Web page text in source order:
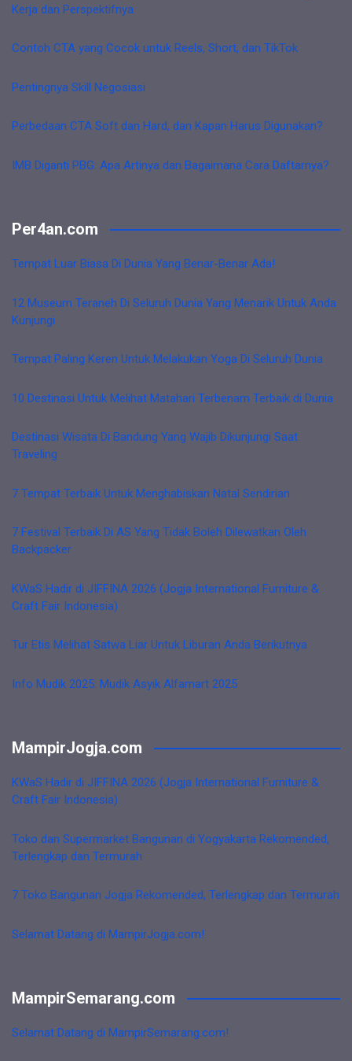
Kerja dan Perspektifnya
Contoh CTA yang Cocok untuk Reels, Short, dan TikTok
Pentingnya Skill Negosiasi
Perbedaan CTA Soft dan Hard, dan Kapan Harus Digunakan?
IMB Diganti PBG: Apa Artinya dan Bagaimana Cara Daftarnya?
Per4an.com
Tempat Luar Biasa Di Dunia Yang Benar-Benar Ada!
12 Museum Teraneh Di Seluruh Dunia Yang Menarik Untuk Anda
Kunjungi
Tempat Paling Keren Untuk Melakukan Yoga Di Seluruh Dunia
10 Destinasi Untuk Melihat Matahari Terbenam Terbaik di Dunia
Destinasi Wisata Di Bandung Yang Wajib Dikunjungi Saat
Traveling
7 Tempat Terbaik Untuk Menghabiskan Natal Sendirian
7 Festival Terbaik Di AS Yang Tidak Boleh Dilewatkan Oleh
Backpacker
KWaS Hadir di JIFFINA 2026 (Jogja International Furniture &
Craft Fair Indonesia)
Tur Etis Melihat Satwa Liar Untuk Liburan Anda Berikutnya
Info Mudik 2025: Mudik Asyik Alfamart 2025
MampirJogja.com
KWaS Hadir di JIFFINA 2026 (Jogja International Furniture &
Craft Fair Indonesia)
Toko dan Supermarket Bangunan di Yogyakarta Rekomended,
Terlengkap dan Termurah
7 Toko Bangunan Jogja Rekomended, Terlengkap dan Termurah
Selamat Datang di MampirJogja.com!
MampirSemarang.com
Selamat Datang di MampirSemarang.com!